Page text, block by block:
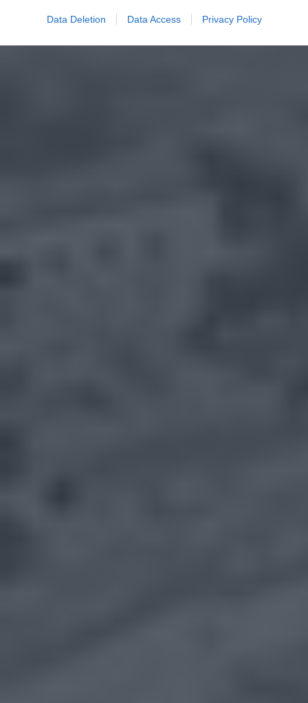
Data Deletion Data Access Privacy Policy